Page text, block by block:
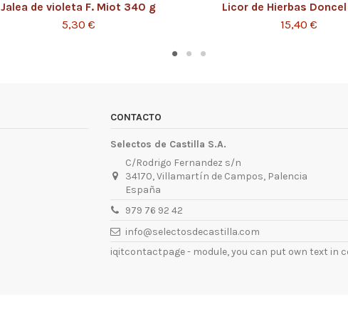
Jalea de violeta F. Miot 340 g
5,30 €
Licor de Hierbas
15,40 €
CONTACTO
Selectos de Castilla S.A.
C/Rodrigo Fernandez s/n
34170, Villamartín de Campos, Palencia
España
979 76 92 42
info@selectosdecastilla.com
iqitcontactpage - module, you can put own text in